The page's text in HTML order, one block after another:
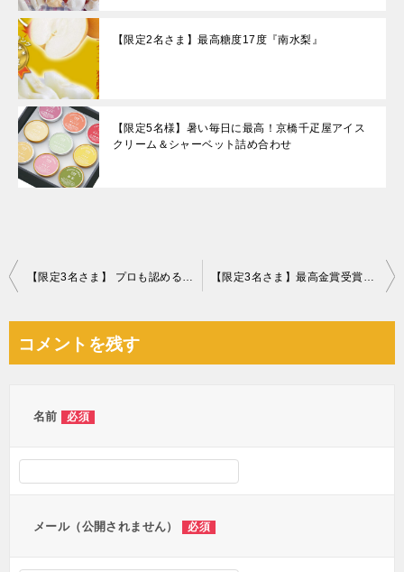
【限定2名さま】最高糖度17度『南水梨』
【限定5名様】暑い毎日に最高！京橋千疋屋アイス
クリーム＆シャーベット詰め合わせ
投
ビ
【限定3名さま】 プロも認めるスチーム力！T-fal 衣類スチーマー「アクセススチーム」 【限定3名さま】最高金賞受賞、ボジョレーヌーボー 2019限定スペシャル３本セット
コメントを残す
名前 必須
メール（公開されません） 必須